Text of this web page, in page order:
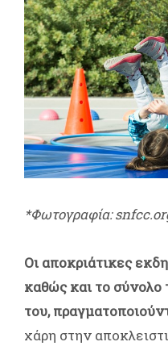
*Φωτογραφία:
Οι αποκριάτικες
καθώς και το σύνολο
του,
χάρη στην